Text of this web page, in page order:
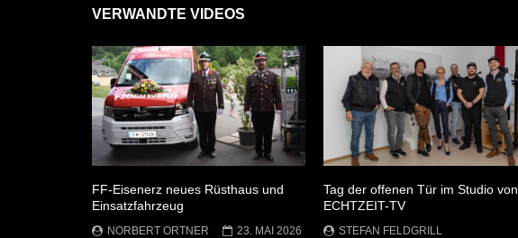
VERWANDTE VIDEOS
FF-Eisenerz neues Rüsthaus und
Einsatzfahrzeug
NORBERT ORTNER
23. MAI 2026
Tag der offenen Tür im Studio von
ECHTZEIT-TV
STEFAN FELDGRILL